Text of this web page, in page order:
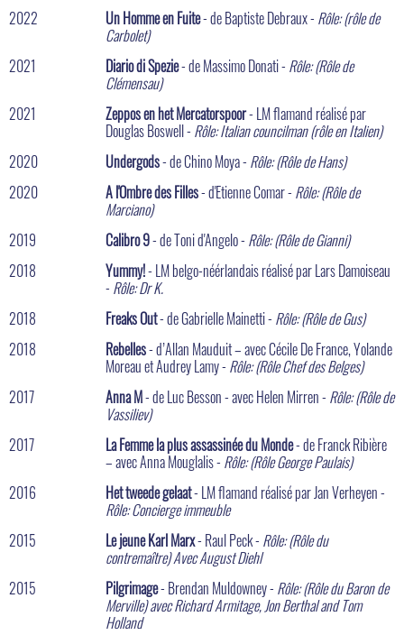
2022
Un Homme en Fuite- de Baptiste Debraux - Rôle: (rôle de
Carbolet)
2021
Diario di Spezie- de Massimo Donati - Rôle: (Rôle de
Clémensau)
2021
Zeppos en het Mercatorspoor- LM flamand réalisé par
Douglas Boswell - Rôle: Italian councilman (rôle en Italien)
2020
Undergods- de Chino Moya - Rôle: (Rôle de Hans)
2020
A l'Ombre des Filles- d'Etienne Comar - Rôle: (Rôle de
Marciano)
2019
Calibro 9- de Toni d'Angelo - Rôle: (Rôle de Gianni)
2018
Yummy!- LM belgo-néérlandais réalisé par Lars Damoiseau
- Rôle: Dr K.
2018
Freaks Out- de Gabrielle Mainetti - Rôle: (Rôle de Gus)
2018
Rebelles- d’Allan Mauduit – avec Cécile De France, Yolande
Moreau et Audrey Lamy - Rôle: (Rôle Chef des Belges)
2017
Anna M- de Luc Besson - avec Helen Mirren - Rôle: (Rôle de
Vassiliev)
2017
La Femme la plus assassinée du Monde- de Franck Ribière
– avec Anna Mouglalis - Rôle: (Rôle George Paulais)
2016
Het tweede gelaat- LM flamand réalisé par Jan Verheyen -
Rôle: Concierge immeuble
2015
Le jeune Karl Marx- Raul Peck - Rôle: (Rôle du
contremaître) Avec August Diehl
2015
Pilgrimage- Brendan Muldowney - Rôle: (Rôle du Baron de
Merville) avec Richard Armitage, Jon Berthal and Tom
Holland